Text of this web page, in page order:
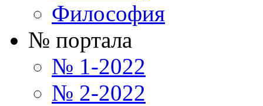
Философия
№ портала
№ 1-2022
№ 2-2022